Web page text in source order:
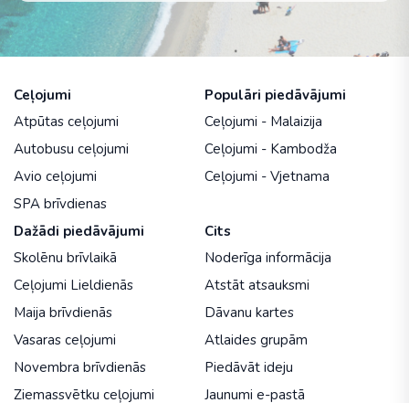
Ceļojumi
Atpūtas ceļojumi
Autobusu ceļojumi
Avio ceļojumi
SPA brīvdienas
Populāri piedāvājumi
Ceļojumi - Malaizija
Ceļojumi - Kambodža
Ceļojumi - Vjetnama
Dažādi piedāvājumi
Skolēnu brīvlaikā
Ceļojumi Lieldienās
Maija brīvdienās
Vasaras ceļojumi
Novembra brīvdienās
Ziemassvētku ceļojumi
Cits
Noderīga informācija
Atstāt atsauksmi
Dāvanu kartes
Atlaides grupām
Piedāvāt ideju
Jaunumi e-pastā